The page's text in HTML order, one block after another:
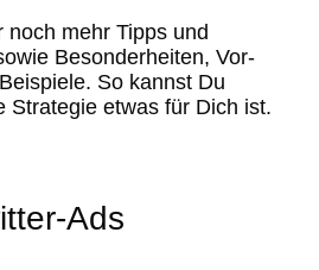
noch mehr Tipps und
Besonderheiten, Vor-
So kannst Du
Strategie etwas für Dich ist.
Ads